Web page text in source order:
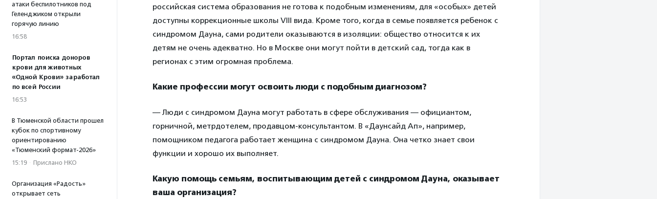
атаки беспилотников под
Геленджиком открыли
горячую линию
16:58
Портал поиска доноров
крови для животных
«Одной Крови» заработал
по всей России
16:53
В Тюменской области прошел
кубок по спортивному
ориентированию
«Тюменский формат-2026»
15:19 · Прислано НКО
Организация «Радость»
открывает сеть
российская система образования не готова к подобным изменениям, для «особых» детей
доступны коррекционные школы VIII вида. Кроме того, когда в семье появляется ребенок с
синдромом Дауна, сами родители оказываются в изоляции: общество относится к их
детям не очень адекватно. Но в Москве они могут пойти в детский сад, тогда как в
регионах с этим огромная проблема.
Какие профессии могут освоить люди с подобным диагнозом?
— Люди с синдромом Дауна могут работать в сфере обслуживания — официантом,
горничной, метрдотелем, продавцом-консультантом. В «Даунсайд Ап», например,
помощником педагога работает женщина с синдромом Дауна. Она четко знает свои
функции и хорошо их выполняет.
Какую помощь семьям, воспитывающим детей с синдромом Дауна, оказывает
ваша организация?